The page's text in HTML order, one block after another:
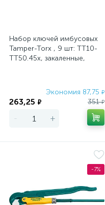
Набор ключей имбусовых
Tamper-Torx , 9 шт: ТТ10-
ТТ50.45x, закаленные,
Экономия 87,75 ₽
263,25 ₽ 351₽
- +
-7%